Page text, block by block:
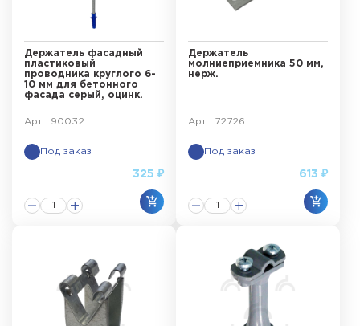
Держатель фасадный
пластиковый
проводника круглого 6-
10 мм для бетонного
фасада серый, оцинк.
Арт.: 90032
Под заказ
325 ₽
Держатель
молниеприемника 50 мм,
нерж.
Арт.: 72726
Под заказ
613 ₽